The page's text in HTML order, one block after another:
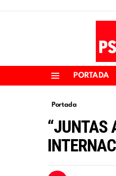
PORTADA
Portada
“JUNTAS